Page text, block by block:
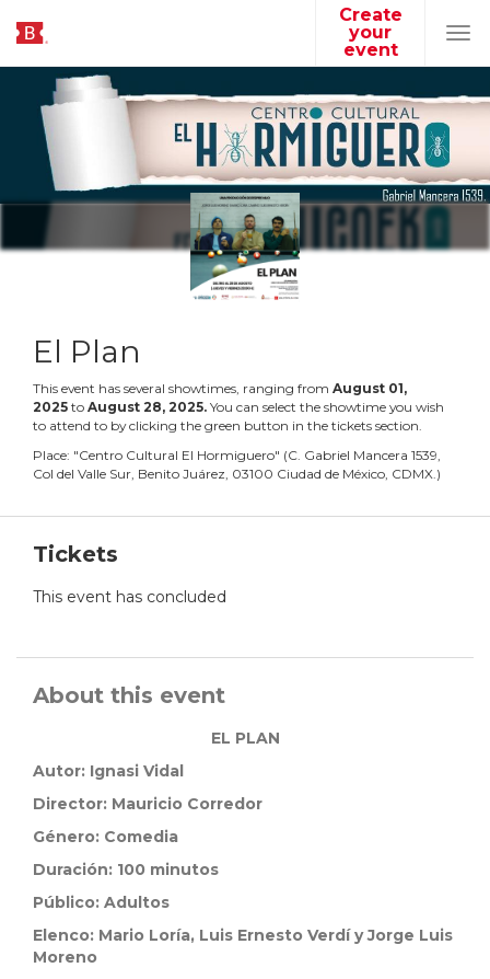
Create
your
event
El Plan
This event has several showtimes, ranging from August 01,
2025 to August 28, 2025. You can select the showtime you wish
to attend to by clicking the green button in the tickets section.
Place: "Centro Cultural El Hormiguero" (C. Gabriel Mancera 1539,
Col del Valle Sur, Benito Juárez, 03100 Ciudad de México, CDMX.)
Tickets
This event has concluded
About this event
EL PLAN
Autor: Ignasi Vidal
Director: Mauricio Corredor
Género: Comedia
Duración: 100 minutos
Público: Adultos
Elenco: Mario Loría, Luis Ernesto Verdí yJorge Luis
Moreno